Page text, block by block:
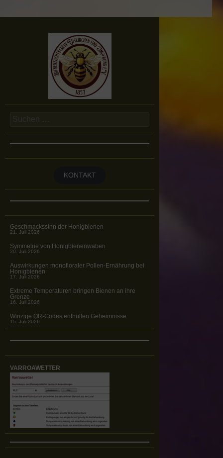
Suchen
nach:
KONTAKT
Geschmackssinn der Honigbienen
21. Juli 2026
Symmetrie von Honigbienenwaben
20. Juli 2026
Auswirkungen monofloraler Pollen-Ernährung bei
Honigbienen
17. Juli 2026
Extreme Temperaturen bringen Bienen an ihre
Grenze
16. Juli 2026
Winzige QR-Codes enthüllen Geheimnisse
15. Juli 2026
VARROAWETTER